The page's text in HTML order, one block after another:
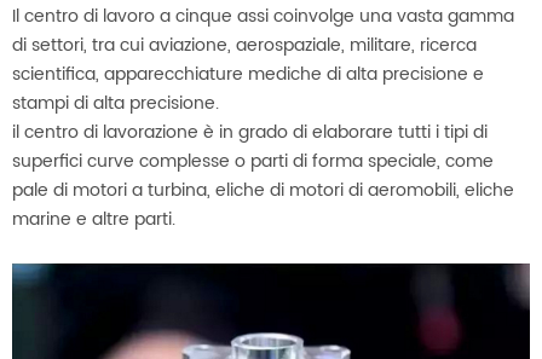
Il centro di lavoro a cinque assi coinvolge una vasta gamma
di settori, tra cui aviazione, aerospaziale, militare, ricerca
scientifica, apparecchiature mediche di alta precisione e
stampi di alta precisione.
il centro di lavorazione è in grado di elaborare tutti i tipi di
superfici curve complesse o parti di forma speciale, come
pale di motori a turbina, eliche di motori di aeromobili, eliche
marine e altre parti.